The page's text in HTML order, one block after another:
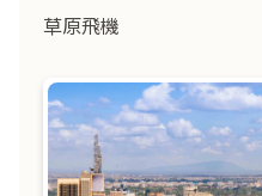
草原飛機